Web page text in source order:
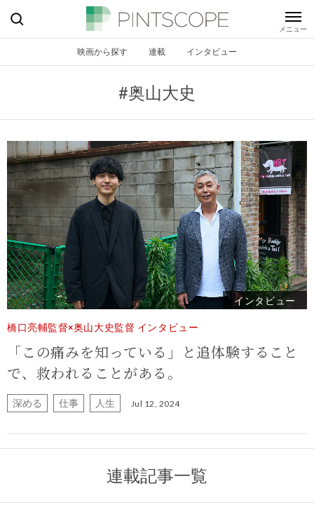
映画から探す 連載 インタビュー
#奥山大史
インタビュー
橋口亮輔監督×奥山大史監督 インタビュー
「この痛みを知っている」と追体験すること
で、救われることがある。
深める 仕事 人生 Jul 12, 2024
連載記事一覧